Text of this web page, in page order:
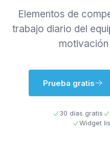
Elementos de
trabajo diario del
Prueba gratis
30 días gratis
Widget